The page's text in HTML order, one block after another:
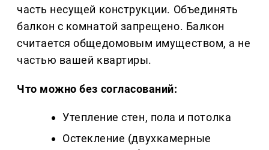
часть несущей конструкции. Объединять
балкон с комнатой запрещено. Балкон
считается общедомовым имуществом, а не
частью вашей квартиры.
Что можно без согласований:
Утепление стен, пола и потолка
Остекление (двухкамерные